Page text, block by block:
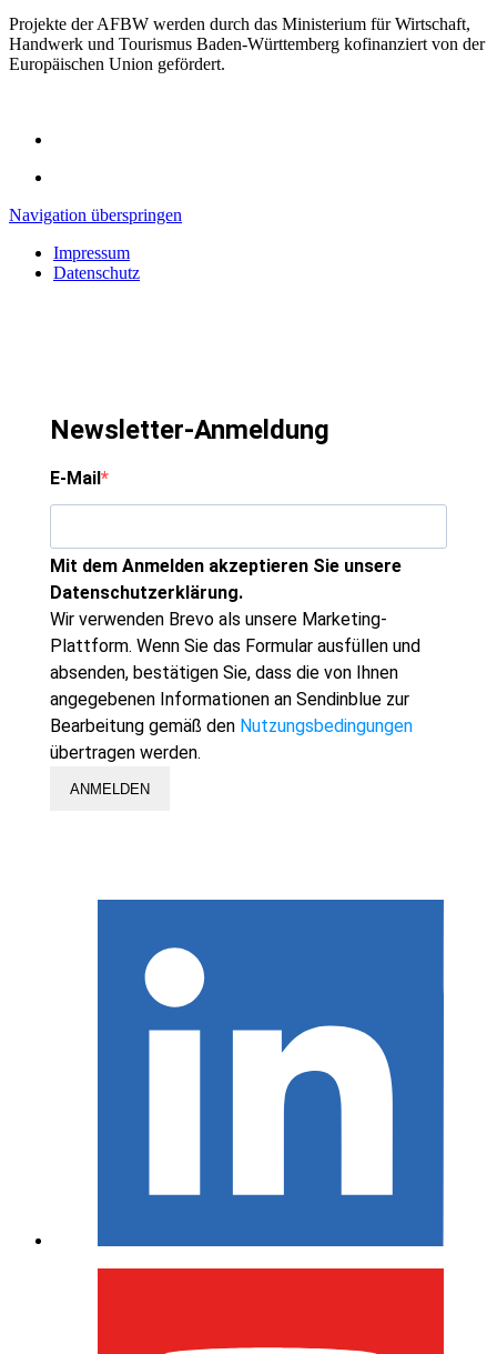
Projekte der AFBW werden durch das Ministerium für Wirtschaft,
Handwerk und Tourismus Baden-Württemberg kofinanziert von der
Europäischen Union gefördert.
Navigation überspringen
Impressum
Datenschutz
Newsletter-Anmeldung
E-Mail
Mit dem Anmelden akzeptieren Sie unsere
Datenschutzerklärung.
Wir verwenden Brevo als unsere Marketing-
Plattform. Wenn Sie das Formular ausfüllen und
absenden, bestätigen Sie, dass die von Ihnen
angegebenen Informationen an Sendinblue zur
Bearbeitung gemäß den Nutzungsbedingungen
übertragen werden.
ANMELDEN